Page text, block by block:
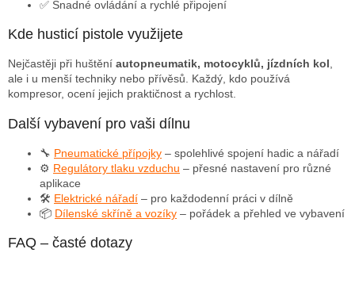
u
✅ Snadné ovládání a rychlé připojení
Kde husticí pistole využijete
Nejčastěji při huštění autopneumatik, motocyklů, jízdních kol
ale i u menší techniky nebo přívěsů. Každý, kdo používá
kompresor, ocení jejich praktičnost a rychlost.
Další vybavení pro vaši dílnu
🔧 Pneumatické přípojky – spolehlivé spojení hadic a nářadí
⚙️ Regulátory tlaku vzduchu – přesné nastavení pro různé
aplikace
🛠️ Elektrické nářadí – pro každodenní práci v dílně
📦 Dílenské skříně a vozíky – pořádek a přehled ve vybavení
FAQ – časté dotazy